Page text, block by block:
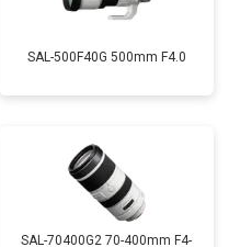
SAL-500F40G 500mm F4.0
SAL-70400G2 70-400mm F4-